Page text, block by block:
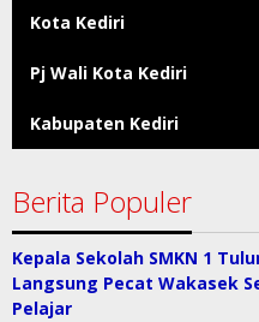
Kota Kediri
Pj Wali Kota Kediri
Kabupaten Kediri
Berita Populer
Kepala Sekolah SMKN 1
Langsung Pecat Wakasek
Pelajar